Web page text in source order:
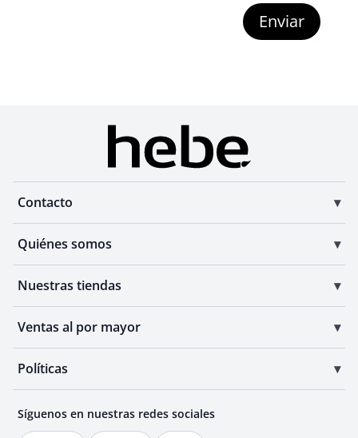
Enviar
Contacto
Quiénes somos
Nuestras tiendas
Ventas al por mayor
Políticas
Síguenos en nuestras redes sociales